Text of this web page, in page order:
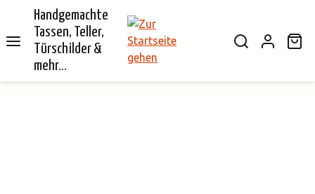
springen
Handgemachte
Tassen, Teller,
Türschilder &
mehr...